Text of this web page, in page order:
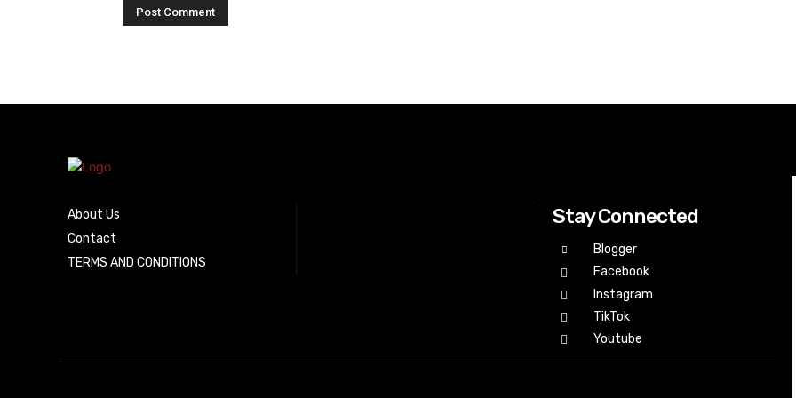
About Us
Contact
TERMS AND CONDITIONS
Stay Connected
Blogger
Facebook
Instagram
TikTok
Youtube